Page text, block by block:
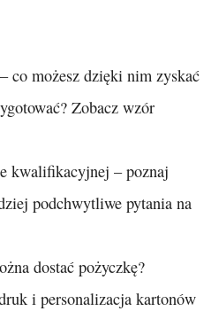
co możesz dzięki nim zyskać
Zobacz wzór
kwalifikacyjnej – poznaj
podchwytliwe pytania na
dostać pożyczkę?
i personalizacja kartonów